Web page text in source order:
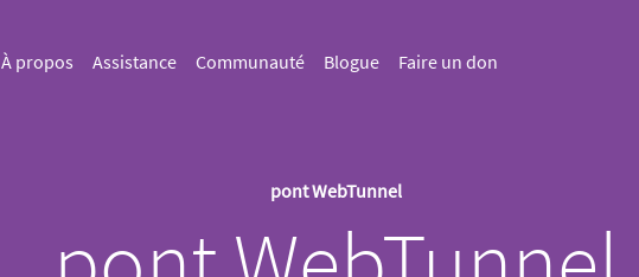
À propos Assistance Communauté Blogue Faire un don
pont WebTunnel